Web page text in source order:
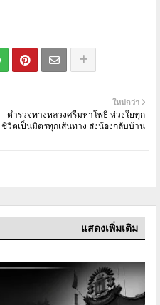
ใหม่กว่า
ตำรวจทางหลวงศรีมหาโพธิ ห่วงใยทุก
ชีวิตเป็นมิตรทุกเส้นทาง ส่งน้องกลับบ้าน
แสดงเพิ่มเติม